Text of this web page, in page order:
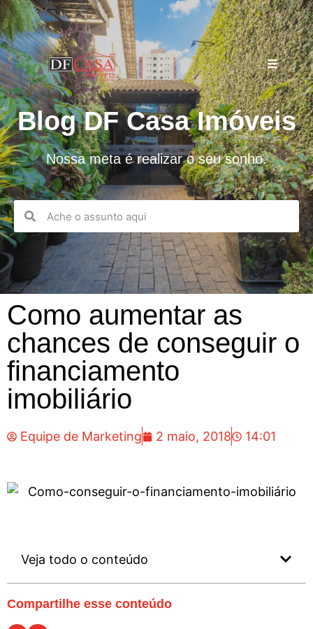
Blog DF Casa Imóveis
Nossa meta é realizar o seu sonho.
Como aumentar as
chances de conseguir o
financiamento
imobiliário
Equipe de Marketing 2 maio, 2018 14:01
Veja todo o conteúdo
Compartilhe esse conteúdo